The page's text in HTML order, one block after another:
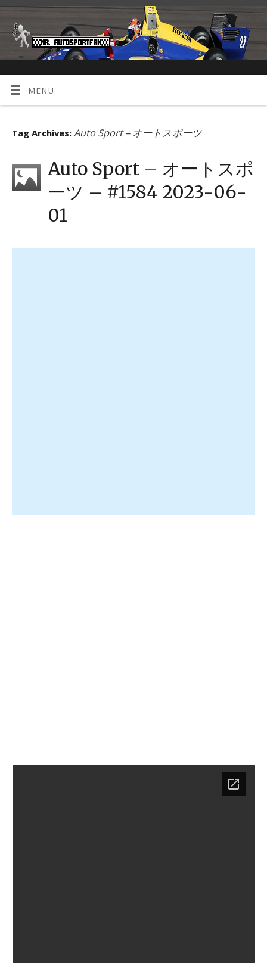
MENU
Tag Archives: Auto Sport – オートスポーツ
Auto Sport – オートスポ
ーツ – #1584 2023-06-
01